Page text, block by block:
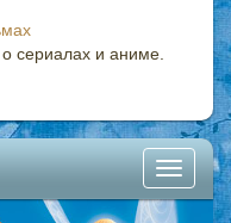
сериалах и аниме.
Toggle